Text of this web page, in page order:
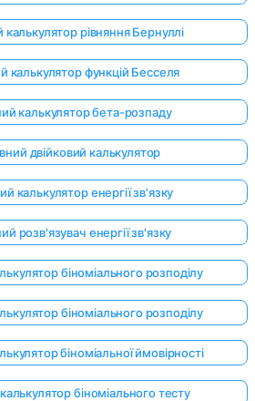
рівняння Бернуллі
калькулятор функцій Бесселя
калькулятор бета-розпаду
двійковий калькулятор
калькулятор енергії зв'язку
розв'язувач енергії зв'язку
біноміального розподілу
біноміального розподілу
біноміальної ймовірності
біноміального тесту